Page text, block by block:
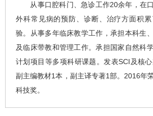
从事口腔科门、急诊工作20余年，在
外科常见病的预防、诊断、治疗方面积
验。从事多年临床教学工作，承担本科生
及临床带教和管理工作。承担国家自然科
计划项目等多项科研课题。发表SCI及核心
副主编教材1本，副主译专著1部。2016年
科技奖。